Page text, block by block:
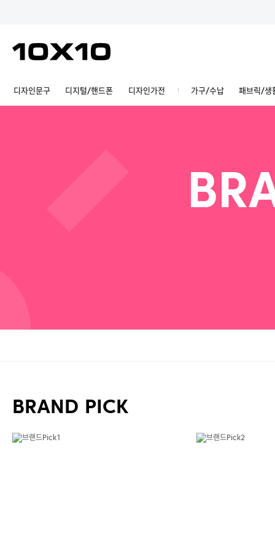
디자인문구 디지털/핸드폰 디자인가전 가구/수납 패브릭/생
BRAND PICK